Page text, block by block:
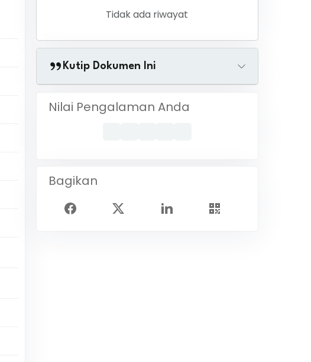
Tidak ada riwayat
Kutip Dokumen Ini
Nilai Pengalaman Anda
Bagikan